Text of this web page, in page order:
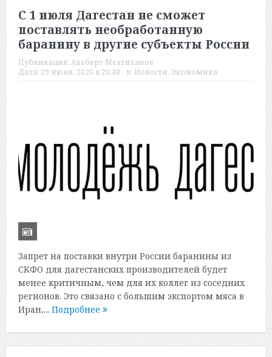
С 1 июля Дагестан не сможет
поставлять необработанную
баранину в другие субъекты России
Публикация: Альберт Мехтиханов
Дата: 29 июня, 2020 в 20:40 в: Новости, Экономика
Запрет на поставки внутри России баранины из
СКФО для дагестанских производителей будет
менее критичным, чем для их коллег из соседних
регионов. Это связано с большим экспортом мяса в
Иран,... Подробнее